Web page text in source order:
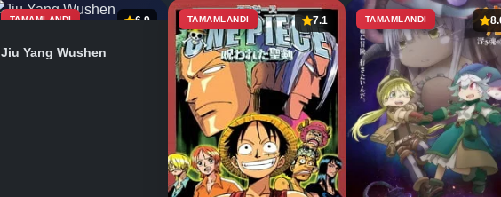
TAMAMLANDI 6.9
Jiu Yang Wushen
TAMAMLANDI 7.1 TAMAMLANDI